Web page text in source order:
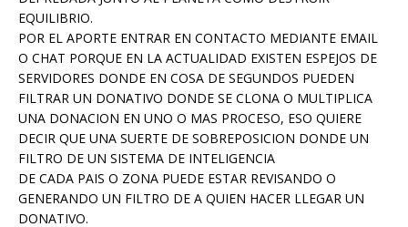
EQUILIBRIO.
POR EL APORTE ENTRAR EN CONTACTO MEDIANTE EMAIL
O CHAT PORQUE EN LA ACTUALIDAD EXISTEN ESPEJOS DE
SERVIDORES DONDE EN COSA DE SEGUNDOS PUEDEN
FILTRAR UN DONATIVO DONDE SE CLONA O MULTIPLICA
UNA DONACION EN UNO O MAS PROCESO, ESO QUIERE
DECIR QUE UNA SUERTE DE SOBREPOSICION DONDE UN
FILTRO DE UN SISTEMA DE INTELIGENCIA
DE CADA PAIS O ZONA PUEDE ESTAR REVISANDO O
GENERANDO UN FILTRO DE A QUIEN HACER LLEGAR UN
DONATIVO.